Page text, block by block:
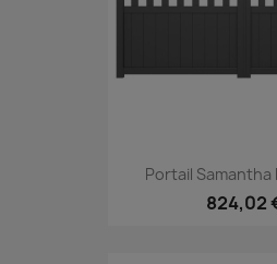
Portail Samantha
824,02